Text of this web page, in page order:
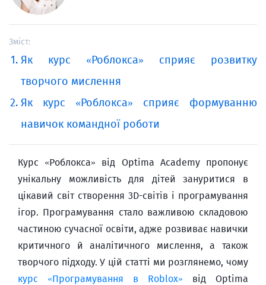
Зміст:
Як курс «Роблокса» сприяє розвитку
творчого мислення
Як курс «Роблокса» сприяє формуванню
навичок командної роботи
Курс «Роблокса» від Optima Academy пропонує
унікальну можливість для дітей зануритися в
цікавий світ створення 3D-світів і програмування
ігор. Програмування стало важливою складовою
частиною сучасної освіти, адже розвиває навички
критичного й аналітичного мислення, а також
творчого підходу. У цій статті ми розглянемо, чому
курс «Програмування в Roblox» від Optima